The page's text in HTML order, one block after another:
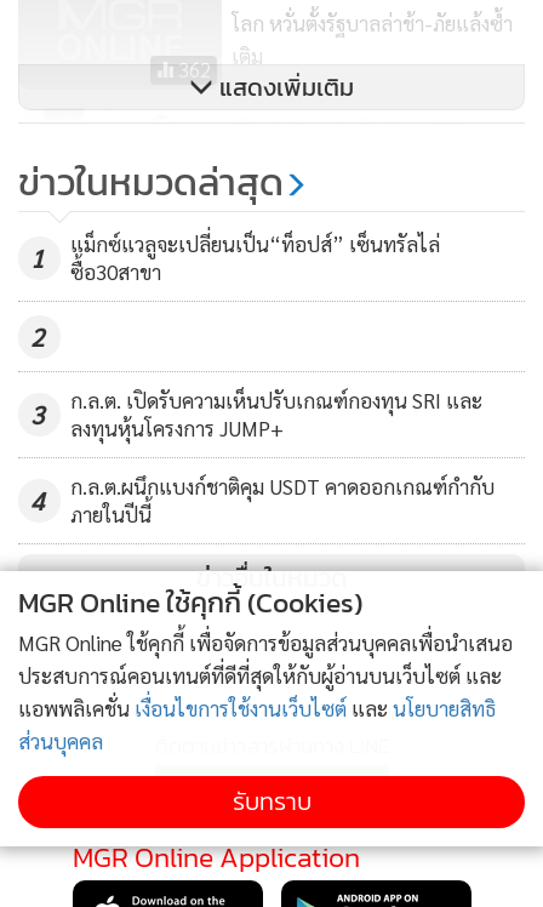
362
โลก หวั่นตั้งรัฐบาลล่าช้า-ภัยแล้งซ้ำ
เติม
285
KBank Private Banking คาด
แนะกระจายการลงทุน-สินทรัพย์
นอกตลาด
แสดงเพิ่มเติม
ข่าวในหมวดล่าสุด
1
แม็กซ์แวลูจะเปลี่ยนเป็น“ท็อปส์” เซ็นทรัลไล่
ซื้อ30สาขา
2
3
ก.ล.ต. เปิดรับความเห็นปรับเกณฑ์กองทุน SRI และ
ลงทุนหุ้นโครงการ JUMP+
4
ก.ล.ต.ผนึกแบงก์ชาติคุม USDT คาดออกเกณฑ์กำกับ
ภายในปีนี้
ข่าวอื่นในหมวด
MGR Online Application
MGR Online ใช้คุกกี้ (Cookies)
MGR Online ใช้คุกกี้ เพื่อจัดการข้อมูลส่วนบุคคลเพื่อนำเสนอ
ประสบการณ์คอนเทนต์ที่ดีที่สุดให้กับผู้อ่านบนเว็บไซต์ และ
แอพพลิเคชั่น เงื่อนไขการใช้งานเว็บไซต์ และ นโยบายสิทธิ
ส่วนบุคคล
รับทราบ